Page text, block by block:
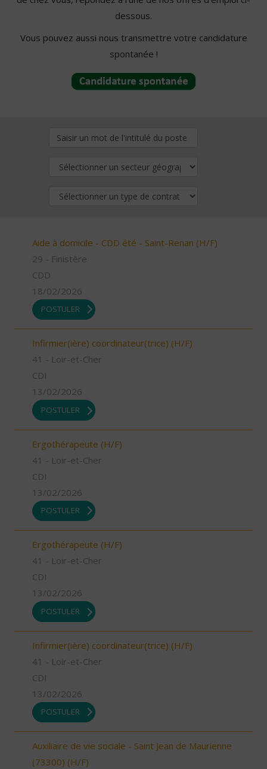
dessous.
Vous pouvez aussi nous transmettre votre candidature
spontanée !
Aide à domicile - CDD été - Saint-Renan (H/F)
29 - Finistère
CDD
18/02/2026
POSTULER
Infirmier(ière) coordinateur(trice) (H/F)
41 - Loir-et-Cher
CDI
13/02/2026
POSTULER
Ergothérapeute (H/F)
41 - Loir-et-Cher
CDI
13/02/2026
POSTULER
Ergothérapeute (H/F)
41 - Loir-et-Cher
CDI
13/02/2026
POSTULER
Infirmier(ière) coordinateur(trice) (H/F)
41 - Loir-et-Cher
CDI
13/02/2026
POSTULER
Auxiliaire de vie sociale - Saint Jean de Maurienne
(73300) (H/F)